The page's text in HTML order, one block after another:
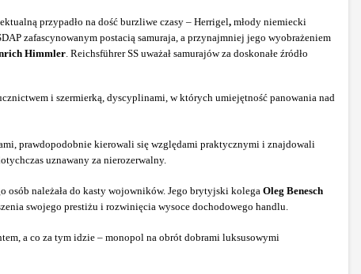
przypadło na dość burzliwe czasy – Herrigel, młody niemiecki
zafascynowanym postacią samuraja, a przynajmniej jego wyobrażeniem
Himmler . Reichsführer SS uważał samurajów za doskonałe źródło
i szermierką, dyscyplinami, w których umiejętność panowania nad
prawdopodobnie kierowali się względami praktycznymi i znajdowali
uznawany za nierozerwalny.
osób należała do kasty wojowników. Jego brytyjski kolega Oleg Benesch
swojego prestiżu i rozwinięcia wysoce dochodowego handlu.
a co za tym idzie – monopol na obrót dobrami luksusowymi